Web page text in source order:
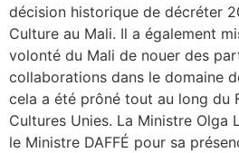
décision historique de décréter
Culture au Mali. Il a également
volonté du Mali de nouer des
collaborations dans le domaine
cela a été prôné tout au long du
Cultures Unies. La Ministre Olga
le Ministre DAFFÉ pour sa